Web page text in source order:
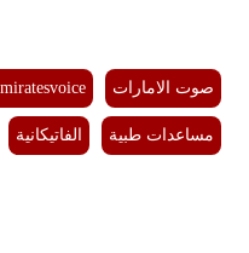
صوت الامارات
مساعدات طبية الفاتيكانية